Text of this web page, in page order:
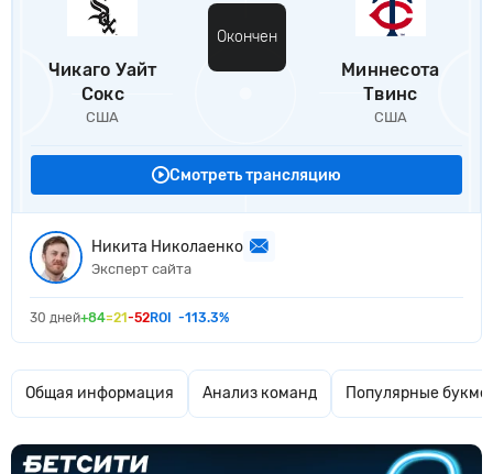
Чикаго Уайт
Сокс
США
Окончен
Миннесота
Твинс
США
Смотреть трансляцию
Никита Николаенко
Эксперт сайта
30 дней+84=21 -52ROI -113.3%
Общая информация Анализ команд Популярные